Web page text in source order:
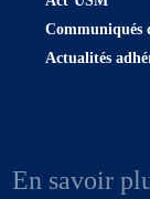
Communiqués
Actualités
En savoir